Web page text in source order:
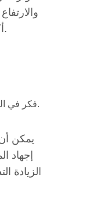
أكثر كثافة ويمكن أن يحسن إنتاج الضغط.
فكر في التبريد المسبق أو تكييف الهواء للبيئات القاسية.
يمكن
إجهاد
الزيادة